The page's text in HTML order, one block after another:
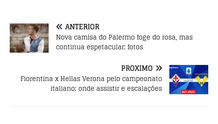
o
k
p
ANTERIOR
Nova camisa do Palermo foge do rosa, mas
continua espetacular; fotos
PRÓXIMO
Fiorentina x Hellas Verona pelo campeonato
italiano; onde assistir e escalações